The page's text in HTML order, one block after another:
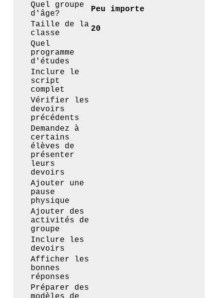
Quel groupe
d'âge?
Peu importe
Taille de la
classe
20
Quel
programme
d'études
Inclure le
script
complet
Vérifier les
devoirs
précédents
Demandez à
certains
élèves de
présenter
leurs
devoirs
Ajouter une
pause
physique
Ajouter des
activités de
groupe
Inclure les
devoirs
Afficher les
bonnes
réponses
Préparer des